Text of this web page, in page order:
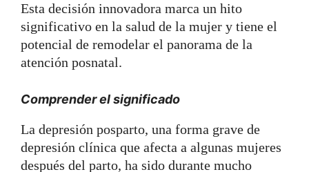
Esta decisión innovadora marca un hito
significativo en la salud de la mujer y tiene el
potencial de remodelar el panorama de la
atención posnatal.
Comprender el significado
La depresión posparto, una forma grave de
depresión clínica que afecta a algunas mujeres
después del parto, ha sido durante mucho